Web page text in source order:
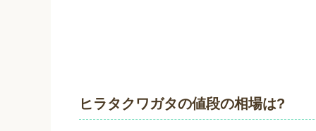
ヒラタクワガタの値段の相場は?